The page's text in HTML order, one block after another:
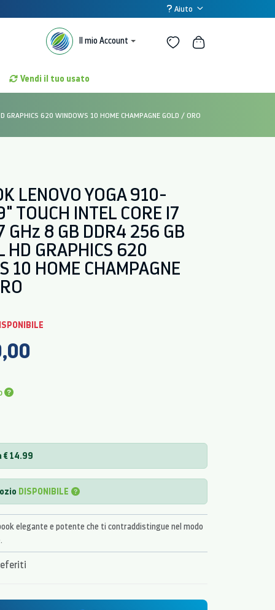
Aiuto
Il mio Account
Vendi il tuo usato
620 WINDOWS 10 HOME CHAMPAGNE GOLD / ORO
LENOVO YOGA 910-
TOUCH INTEL CORE I7
GHz 8 GB DDR4 256 GB
HD GRAPHICS 620
10 HOME CHAMPAGNE
€ 14.99
DISPONIBILE
elegante e potente che ti contraddistingue nel modo